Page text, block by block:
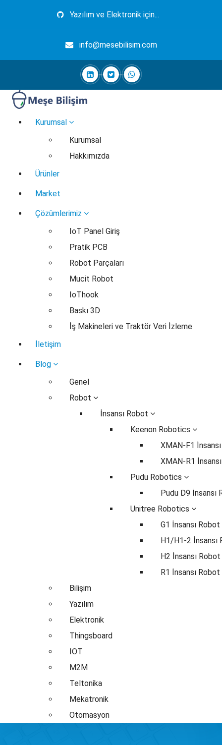
Yazılım ve Elektronik için...
info@mesebilisim.com
Elektronik, Yazılım, Otomasyon, Robotik
Kurumsal
Kurumsal
Hakkımızda
Ürünler
Market
Çözümlerimiz
IoT Panel Giriş
Pratik PCB
Robot Parçaları
Mucit Robot
IoThook
Baskı 3D
İş Makineleri ve Traktör Veri İzleme
İletişim
Blog
Genel
Robot
İnsansı Robot
Keenon Robotics
XMAN-F1
XMAN-R1
Pudu Robotics
Pudu D9 İnsansı
Unitree Robotics
G1 İnsansı Robot
H1/H1-2 İnsansı
H2 İnsansı Robot
R1 İnsansı Robot
Bilişim
Yazılım
Elektronik
Thingsboard
IOT
M2M
Teltonika
Mekatronik
Otomasyon